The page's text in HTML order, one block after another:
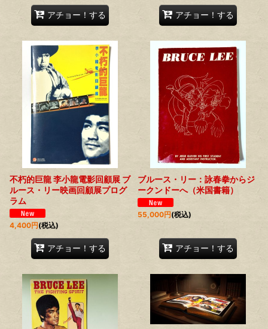
アチョー！する アチョー！する
不朽的巨龍 李小龍電影回顧展 ブ
ルース・リー映画回顧展プログ
ラム
4,400円(税込)
アチョー！する
ブルース・リー：詠春拳からジ
ークンドーへ（米国書籍）
55,000円(税込)
アチョー！する